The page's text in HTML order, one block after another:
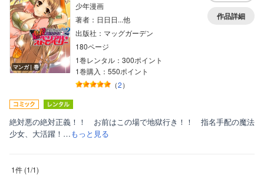
マンガ｜巻
少年漫画
著者：日日日...他
出版社：マッグガーデン
180ページ
1巻レンタル：300ポイント
1巻購入：550ポイント
（2）
作品詳細
絶対悪の絶対正義！！ お前はこの場で地獄行き！！ 指名手配の魔法
少女、大活躍！…もっと見る
1件 (1/1)